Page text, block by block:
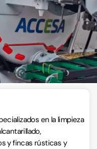
Gipuzkoa
ESCRÍBENOS
en la limpieza
y fincas rústicas y